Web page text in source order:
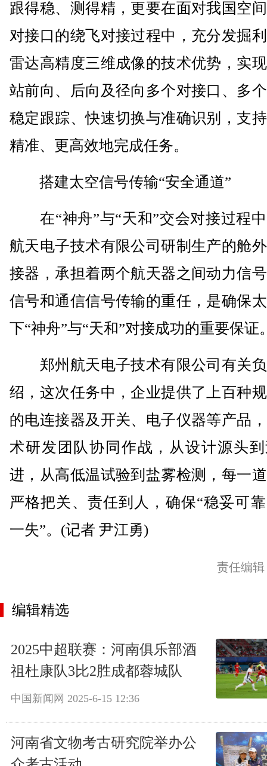
跟得稳、测得精，更要在面对我国空
对接口的绕飞对接过程中，充分发掘
雷达高精度三维成像的技术优势，实
站前向、后向及径向多个对接口、多
稳定跟踪、快速切换与准确识别，支
精准、更高效地完成任务。
搭建太空信号传输“安全通道”
在“神舟”与“天和”交会对接过程
航天电子技术有限公司研制生产的舱
接器，承担着两个航天器之间动力信
信号和通信信号传输的重任，是确保
下“神舟”与“天和”对接成功的重要保证
郑州航天电子技术有限公司有关
绍，这次任务中，企业提供了上百种
的电连接器及开关、电子仪器等产品
术研发团队协同作战，从设计源头
进，从高低温试验到盐雾检测，每一
严格把关、责任到人，确保“稳妥可
一失”。(记者 尹江勇)
责任编
编辑精选
2025中超联赛：河南俱乐部酒
祖杜康队3比2胜成都蓉城队
中国新闻网 2025-6-15 12:36
河南省文物考古研究院举办公